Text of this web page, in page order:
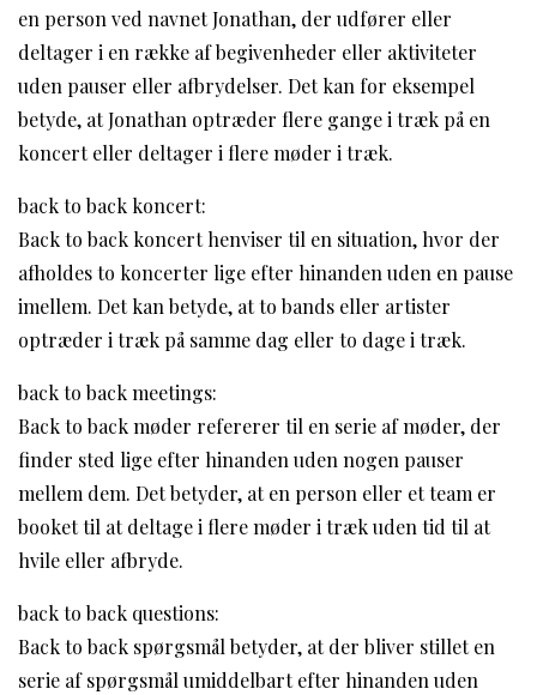
en person ved navnet Jonathan, der udfører eller
deltager i en række af begivenheder eller aktiviteter
uden pauser eller afbrydelser. Det kan for eksempel
betyde, at Jonathan optræder flere gange i træk på en
koncert eller deltager i flere møder i træk.
back to back koncert:
Back to back koncert henviser til en situation, hvor der
afholdes to koncerter lige efter hinanden uden en pause
imellem. Det kan betyde, at to bands eller artister
optræder i træk på samme dag eller to dage i træk.
back to back meetings:
Back to back møder refererer til en serie af møder, der
finder sted lige efter hinanden uden nogen pauser
mellem dem. Det betyder, at en person eller et team er
booket til at deltage i flere møder i træk uden tid til at
hvile eller afbryde.
back to back questions:
Back to back spørgsmål betyder, at der bliver stillet en
serie af spørgsmål umiddelbart efter hinanden uden